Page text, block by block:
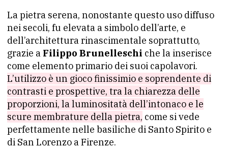
La pietra serena, nonostante questo uso diffuso
nei secoli, fu elevata a simbolo dell’arte, e
dell’architettura rinascimentale soprattutto,
grazie a Filippo Brunelleschi che la inserisce
come elemento primario dei suoi capolavori.
L’utilizzo è un gioco finissimio e soprendente di
contrasti e prospettive, tra la chiarezza delle
proporzioni, la luminositatà dell’intonaco e le
scure membrature della pietra, come si vede
perfettamente nelle basiliche di Santo Spirito e
di San Lorenzo a Firenze.